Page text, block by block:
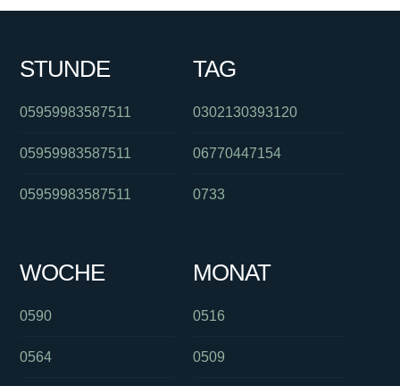
STUNDE
05959983587511
05959983587511
05959983587511
TAG
0302130393120
06770447154
0733
WOCHE
0590
0564
MONAT
0516
0509